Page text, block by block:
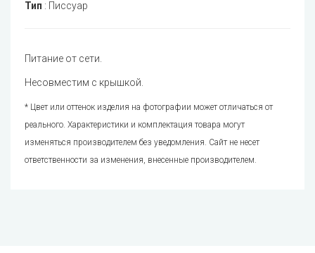
Тип : Писсуар
Питание от сети.
Несовместим с крышкой.
* Цвет или оттенок изделия на фотографии может отличаться от
реального. Характеристики и комплектация товара могут
изменяться производителем без уведомления. Сайт не несет
ответственности за изменения, внесенные производителем.